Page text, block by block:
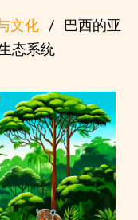
文化
巴西的亚
态系统